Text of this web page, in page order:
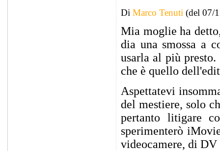
Di Marco Tenuti (del 07/
Mia moglie ha
dia una smossa a
usarla al più
che è quello
Aspettatevi
del mestiere, solo
pertanto litigare
sperimenterò
videocamere, di